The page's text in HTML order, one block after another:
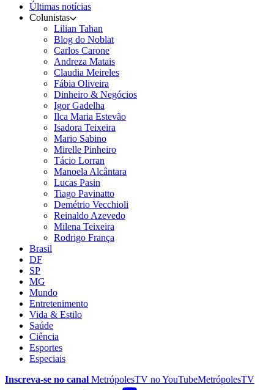
Últimas notícias
Colunistas
Lilian Tahan
Blog do Noblat
Carlos Carone
Andreza Matais
Claudia Meireles
Fábia Oliveira
Dinheiro & Negócios
Igor Gadelha
Ilca Maria Estevão
Isadora Teixeira
Mario Sabino
Mirelle Pinheiro
Tácio Lorran
Manoela Alcântara
Lucas Pasin
Tiago Pavinatto
Demétrio Vecchioli
Reinaldo Azevedo
Milena Teixeira
Rodrigo França
Brasil
DF
SP
MG
Mundo
Entretenimento
Vida & Estilo
Saúde
Ciência
Esportes
Especiais
Inscreva-se no canal MetrópolesTV noYouTubeMetrópolesTV